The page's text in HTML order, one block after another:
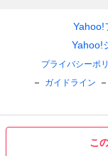
こ
Yahoo!
Yahoo!
プライバシーポ
ガイドライン